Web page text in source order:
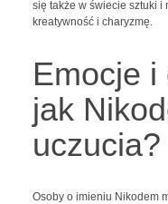
się także w świecie sztuki i
kreatywność i charyzmę.
Emocje i
jak
uczucia?
Osoby o imieniu Nikodem